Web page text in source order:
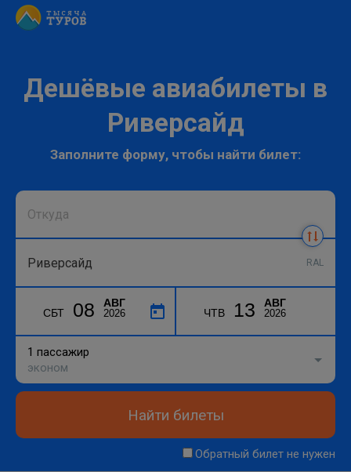
Дешёвые авиабилеты в
Риверсайд
Заполните форму, чтобы найти билет:
RAL
СБТ 08 АВГ
2026 ЧТВ 13 АВГ
2026
1 пассажир
эконом
Найти билеты
Обратный билет не нужен